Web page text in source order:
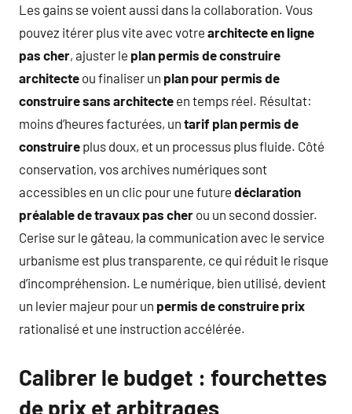
Les gains se voient aussi dans la collaboration. Vous
pouvez itérer plus vite avec votre architecte en ligne
pas cher, ajuster le plan permis de construire
architecte ou finaliser un plan pour permis de
construire sans architecte en temps réel. Résultat:
moins d’heures facturées, un tarif plan permis de
construire plus doux, et un processus plus fluide. Côté
conservation, vos archives numériques sont
accessibles en un clic pour une future déclaration
préalable de travaux pas cher ou un second dossier.
Cerise sur le gâteau, la communication avec le service
urbanisme est plus transparente, ce qui réduit le risque
d’incompréhension. Le numérique, bien utilisé, devient
un levier majeur pour un permis de construire prix
rationalisé et une instruction accélérée.
Calibrer le budget : fourchettes
de prix et arbitrages